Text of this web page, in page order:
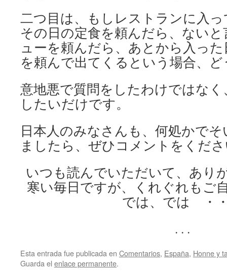
二つ目は、もしレストランに入
その日の定食を頼んだら、ない
ューを頼んだら、あとから入っ
を頼んで出てくるという場合、
意地悪で質問をしたわけではな
したいだけです。
日本人のみなさんも、何処かで
ましたら、ぜひコメントをくだ
いつも読んでいただいて、あり
寒い毎日ですが、くれぐれもご
では、では ・
. . .
Esta entrada fue publicada en Comentarios, España, Honne y
Guarda el enlace permanente.